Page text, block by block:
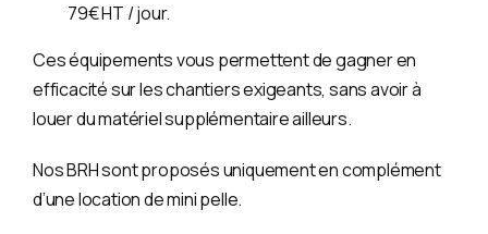
79€ HT / jour.
Ces équipements vous permettent de gagner en
efficacité sur les chantiers exigeants, sans avoir à
louer du matériel supplémentaire ailleurs.
Nos BRH sont proposés uniquement en complément
d’une location de mini pelle.